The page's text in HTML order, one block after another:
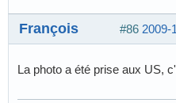
#86 2009-
François
La photo a été prise aux US,